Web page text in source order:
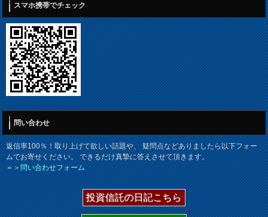
スマホ携帯でチェック
問い合わせ
返信率100％！取り上げて欲しい話題や、 疑問点などありましたら以下フォー
ムでお寄せください。 できるだけ真摯に答えさせて頂きます。
＝＞問い合わせフォーム
投資信託の日記こちら